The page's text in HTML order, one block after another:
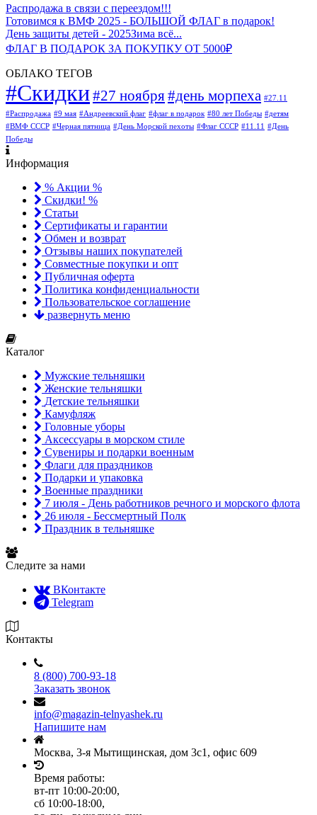
Распродажа в связи с переездом!!!
Готовимся к ВМФ 2025 - БОЛЬШОЙ ФЛАГ в подарок!
День защиты детей - 2025Зима всё...
ФЛАГ В ПОДАРОК ЗА ПОКУПКУ ОТ 5000₽
ОБЛАКО ТЕГОВ
#Скидки#27 ноября#день морпеха #27.11
#Распродажа #9 мая #Андреевский флаг #флаг в подарок #80 лет Победы #детям
#ВМФ СССР #Черная пятница #День Морской пехоты #Флаг СССР #11.11
#День
Победы
Информация
% Акции %
Скидки! %
Статьи
Сертификаты и гарантии
Обмен и возврат
Отзывы наших покупателей
Совместные покупки и опт
Публичная оферта
Политика конфиденциальности
Пользовательское соглашение
развернуть меню
Каталог
Мужские тельняшки
Женские тельняшки
Детские тельняшки
Камуфляж
Головные уборы
Аксессуары в морском стиле
Сувениры и подарки военным
Флаги для праздников
Подарки и упаковка
Военные праздники
7 июля - День работников речного и морского флота
26 июля - Бессмертный Полк
Праздник в тельняшке
Следите за нами
ВКонтакте
Telegram
Контакты
8 (800) 700-93-18
Заказать звонок
info@magazin-telnyashek.ru
Напишите нам
Москва, 3-я Мытищинская, дом 3с1, офис 609
Время работы:
вт-пт 10:00-20:00,
сб 10:00-18:00,